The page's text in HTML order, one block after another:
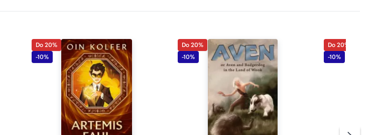
Do 20%
-10%
Do 20%
-10%
Do 20%
-10%